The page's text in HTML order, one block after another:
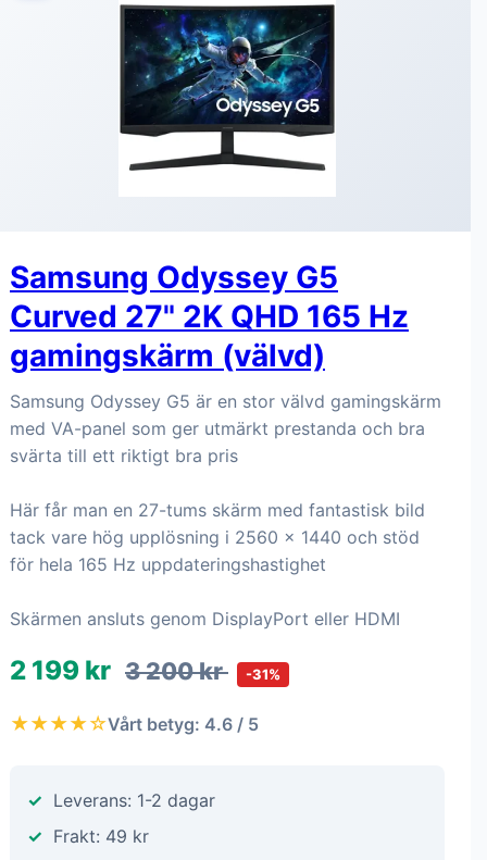
Samsung Odyssey G5
Curved 27" 2K QHD 165 Hz
gamingskärm (välvd)
Samsung Odyssey G5 är en stor välvd gamingskärm
med VA-panel som ger utmärkt prestanda och bra
svärta till ett riktigt bra pris
Här får man en 27-tums skärm med fantastisk bild
tack vare hög upplösning i 2560 x 1440 och stöd
för hela 165 Hz uppdateringshastighet
Skärmen ansluts genom DisplayPort eller HDMI
2 199 kr 3 200 kr -31%
★★★★☆Vårt betyg: 4.6 / 5
Leverans: 1-2 dagar
Frakt: 49 kr